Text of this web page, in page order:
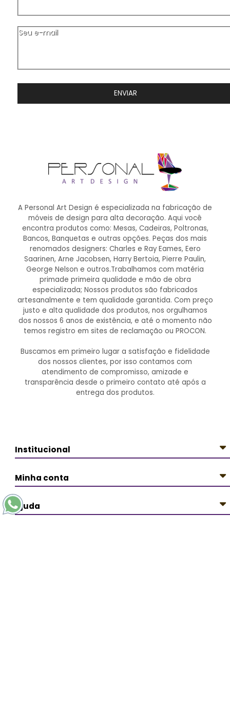
Seu e-mail
ENVIAR
A Personal Art Design é especializada na fabricação de
móveis de design para alta decoração. Aqui você
encontra produtos como: Mesas, Cadeiras, Poltronas,
Bancos, Banquetas e outras opções. Peças dos mais
renomados designers: Charles e Ray Eames, Eero
Saarinen, Arne Jacobsen, Harry Bertoia, Pierre Paulin,
George Nelson e outros.Trabalhamos com matéria
primade primeira qualidade e mão de obra
especializada; Nossos produtos são fabricados
artesanalmente e tem qualidade garantida. Com preço
justo e alta qualidade dos produtos, nos orgulhamos
dos nossos 6 anos de existência, e até o momento não
temos registro em sites de reclamação ou PROCON.
Buscamos em primeiro lugar a satisfação e fidelidade
dos nossos clientes, por isso contamos com
atendimento de compromisso, amizade e
transparência desde o primeiro contato até após a
entrega dos produtos.
Institucional
Minha conta
Ajuda